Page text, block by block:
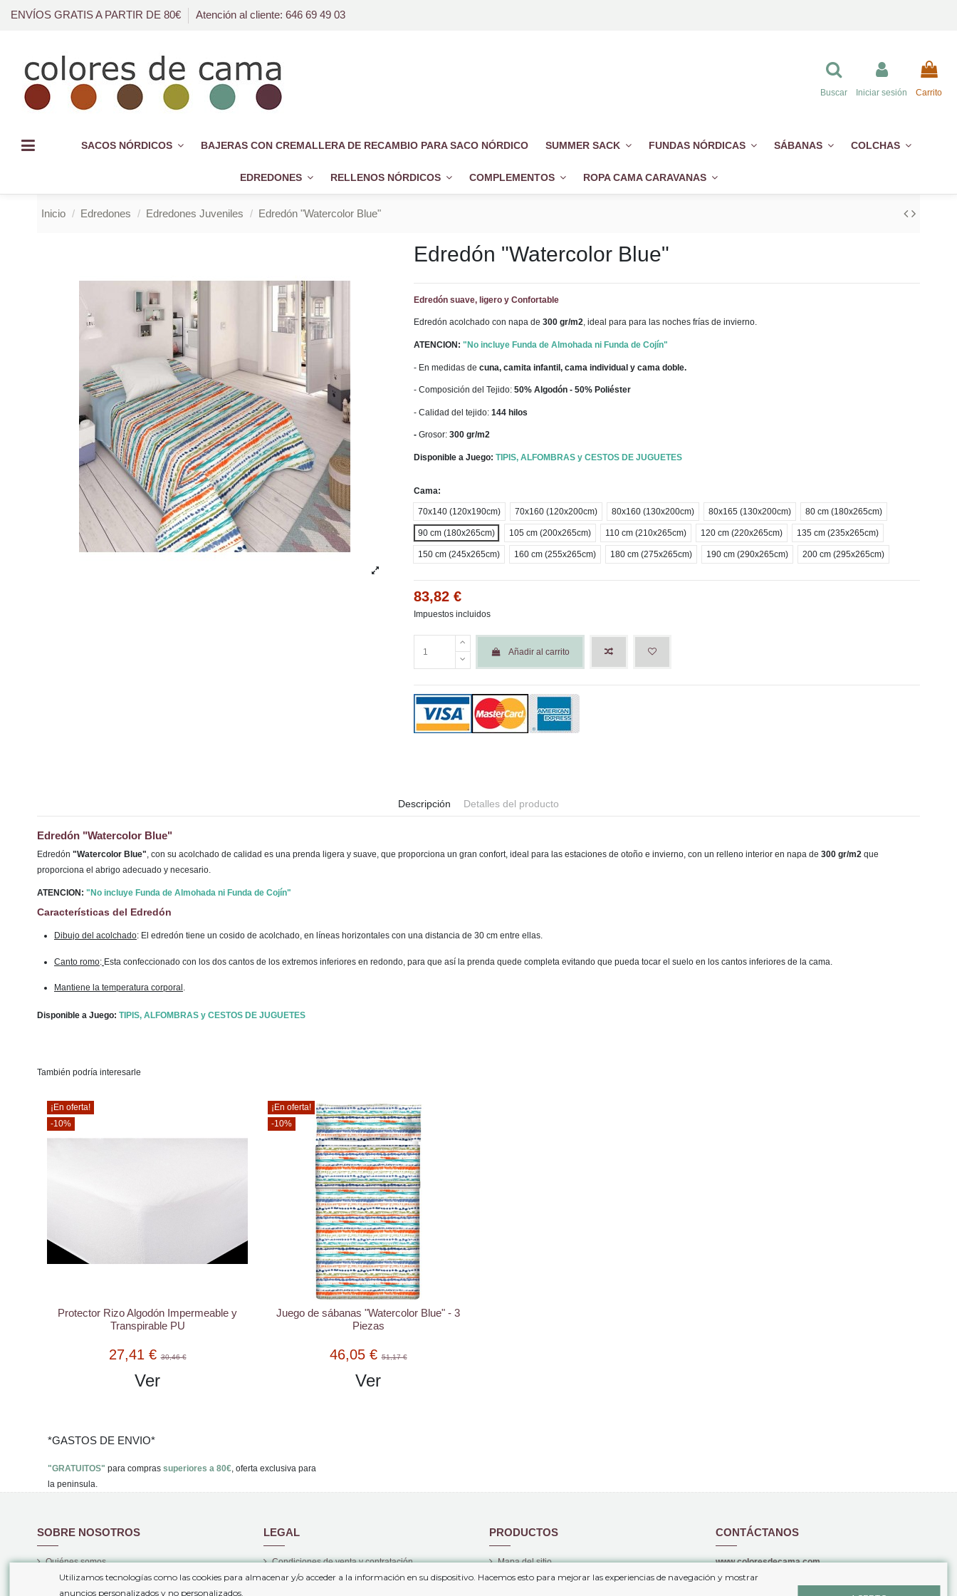
ENVÍOS GRATIS A PARTIR DE 80€ Atención al cliente: 646 69 49 03
Buscar Iniciar sesión Carrito
SACOS NÓRDICOS BAJERAS CON CREMALLERA DE RECAMBIO PARA SACO NÓRDICO SUMMER SACK FUNDAS NÓRDICAS SÁBANAS COLCHAS
EDREDONES RELLENOS NÓRDICOS COMPLEMENTOS ROPA CAMA CARAVANAS
Inicio Edredones Edredones Juveniles Edredón "Watercolor Blue"
Edredón "Watercolor Blue"
Edredón suave, ligero y Confortable
Edredón acolchado con napa de300 gr/m2, ideal para para las noches frías de invierno.
ATENCION:"No incluye Funda de Almohada ni Funda de Cojín"
- En medidas decuna, camita infantil, cama individual y cama doble.
- Composición del Tejido:50% Algodón - 50% Poliéster
- Calidad del tejido:144 hilos
- Grosor: 300 gr/m2
Disponible a Juego:TIPIS, ALFOMBRAS y CESTOS DE JUGUETES
Cama:
70x140 (120x190cm) 70x160 (120x200cm) 80x160 (130x200cm) 80x165 (130x200cm) 80 cm (180x265cm)
90 cm (180x265cm) 105 cm (200x265cm) 110 cm (210x265cm) 120 cm (220x265cm) 135 cm (235x265cm)
150 cm (245x265cm) 160 cm (255x265cm) 180 cm (275x265cm) 190 cm (290x265cm) 200 cm (295x265cm)
83,82 €
Impuestos incluidos
Añadir al carrito
Descripción Detalles del producto
Edredón "Watercolor Blue"
Edredón "Watercolor Blue", con su acolchado de calidad es una prenda ligera y suave, que proporciona un gran confort, ideal para las estaciones de otoño e invierno, con un relleno interior en napa de 300 gr/m2 que
proporciona el abrigo adecuado y necesario.
ATENCION: "No incluye Funda de Almohada ni Funda de Cojín"
Características del Edredón
Dibujo del acolchado: El edredón tiene un cosido de acolchado, en líneas horizontales con una distancia de 30 cm entre ellas.
Canto romo: Esta confeccionado con los dos cantos de los extremos inferiores en redondo, para que así la prenda quede completa evitando que pueda tocar el suelo en los cantos inferiores de la cama.
Mantiene la temperatura corporal .
Disponible a Juego: TIPIS, ALFOMBRAS y CESTOS DE JUGUETES
También podría interesarle
¡En oferta!
-10%
Protector Rizo Algodón Impermeable y
Transpirable PU
27,41 €30,46 €
Ver
¡En oferta!
-10%
Juego de sábanas "Watercolor Blue" - 3
Piezas
46,05 €51,17 €
Ver
*GASTOS DE ENVIO*
"GRATUITOS" para compras superiores a 80€, oferta exclusiva para
la peninsula.
SOBRE NOSOTROS
Quiénes somos
Gastos de envío
LEGAL
Condiciones de venta y contratación
Politica de privacidad
PRODUCTOS
Mapa del sitio
Nuevos Productos
CONTÁCTANOS
www.coloresdecama.com
Utilizamos tecnologías como las cookies para almacenar y/o acceder a la información en su dispositivo. Hacemos esto para mejorar las experiencias de navegación y mostrar
anuncios personalizados y no personalizados.